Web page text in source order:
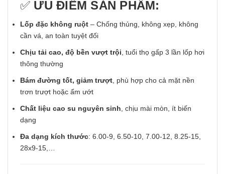
✅ ƯU ĐIỂM SẢN PHẨM:
Lốp đặc không ruột – Chống thủng, không xẹp, không
cần vá, an toàn tuyệt đối
Chịu tải cao, độ bền vượt trội , tuổi thọ gấp 3 lần lốp hơi
thông thường
Bám đường tốt, giảm trượt , phù hợp cho cả mặt nền
trơn trượt hoặc ẩm ướt
Chất liệu cao su nguyên sinh , chịu mài mòn, ít biến
dạng
Đa dạng kích thước: 6.00-9, 6.50-10, 7.00-12, 8.25-15,
28x9-15,…